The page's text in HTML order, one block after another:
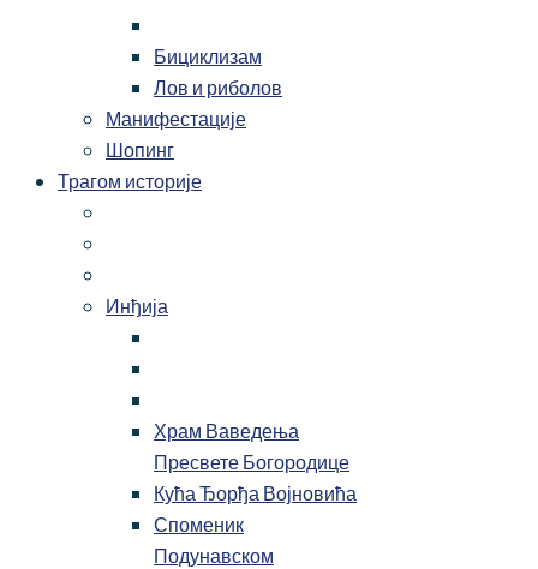
Бициклизам
Лов и риболов
Манифестације
Шопинг
Трагом историје
Инђија
Храм Ваведења
Пресвете Богородице
Кућа Ђорђа Војновића
Споменик
Подунавском